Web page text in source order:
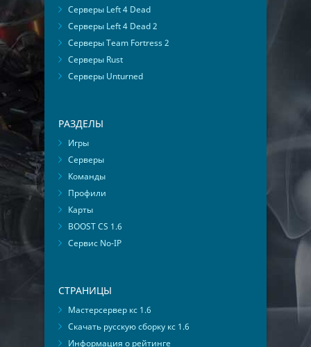
Серверы Left 4 Dead
Серверы Left 4 Dead 2
Серверы Team Fortress 2
Серверы Rust
Серверы Unturned
РАЗДЕЛЫ
Игры
Серверы
Команды
Профили
Карты
BOOST CS 1.6
Сервис No-IP
СТРАНИЦЫ
Мастерсервер кс 1.6
Скачать русскую сборку кс 1.6
Информация о рейтинге